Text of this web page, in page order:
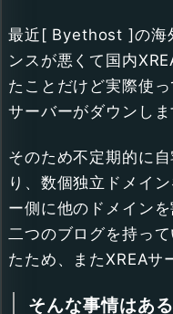
最近[ Byethost ]の海
ンスが悪くて国内
たことだけど実際使
サーバーがダウンしま
そのため不定期的に
り、数個独立ドメイ
ー側に他のドメイン
二つのブログを持っ
たため、またXREAサ
そんな事情はあ